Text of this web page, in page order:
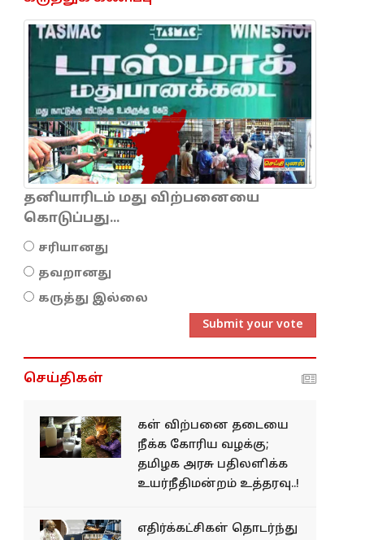
தனியாரிடம் மது விற்பனையை
கொடுப்பது...
சரியானது
தவறானது
கருத்து இல்லை
Submit your vote
செய்திகள்
கள் விற்பனை தடையை
நீக்க கோரிய வழக்கு;
தமிழக அரசு பதிலளிக்க
உயர்நீதிமன்றம் உத்தரவு..!
எதிர்க்கட்சிகள் தொடர்ந்து